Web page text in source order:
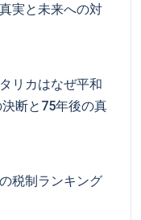
実と未来への対
リカはなぜ平和
断と75年後の真
税制ランキング